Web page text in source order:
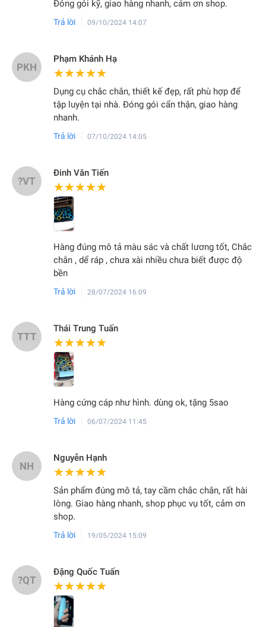
Đóng gói kỹ, giao hàng nhanh, cảm ơn shop.
Trả lời 09/10/2024 14:07
PKH
Phạm Khánh Hạ
★★★★★
★★★★★
Dụng cụ chắc chắn, thiết kế đẹp, rất phù hợp để
tập luyện tại nhà. Đóng gói cẩn thận, giao hàng
nhanh.
Trả lời 07/10/2024 14:05
?VT
Đinh Văn Tiến
★★★★★
★★★★★
Hàng đúng mô tả màu sác và chất lương tốt, Chắc
chắn , dể ráp , chưa xài nhiều chưa biết được độ
bền
Trả lời 28/07/2024 16:09
TTT
Thái Trung Tuấn
★★★★★
★★★★★
Hàng cứng cáp như hình. dùng ok, tặng 5sao
Trả lời 06/07/2024 11:45
NH
Nguyễn Hạnh
★★★★★
★★★★★
Sản phẩm đúng mô tả, tay cầm chắc chắn, rất hài
lòng. Giao hàng nhanh, shop phục vụ tốt, cảm ơn
shop.
Trả lời 19/05/2024 15:09
?QT
Đặng Quốc Tuấn
★★★★★
★★★★★